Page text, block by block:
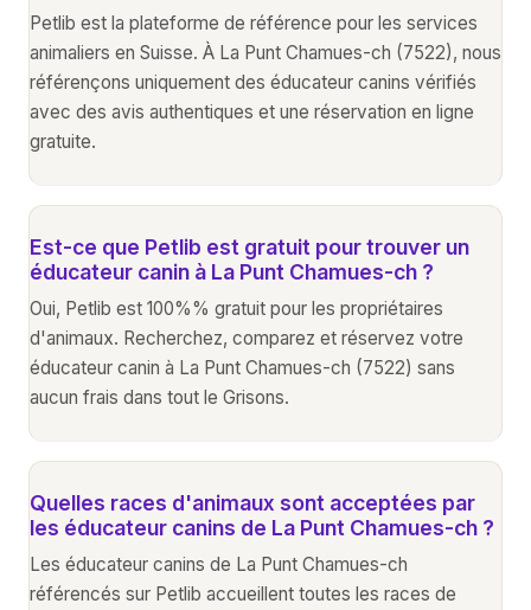
Petlib est la plateforme de référence pour les services
animaliers en Suisse. À La Punt Chamues-ch (7522), nous
référençons uniquement des éducateur canins vérifiés
avec des avis authentiques et une réservation en ligne
gratuite.
Est-ce que Petlib est gratuit pour trouver un
éducateur canin à La Punt Chamues-ch ?
Oui, Petlib est 100%% gratuit pour les propriétaires
d'animaux. Recherchez, comparez et réservez votre
éducateur canin à La Punt Chamues-ch (7522) sans
aucun frais dans tout le Grisons.
Quelles races d'animaux sont acceptées par
les éducateur canins de La Punt Chamues-ch ?
Les éducateur canins de La Punt Chamues-ch
référencés sur Petlib accueillent toutes les races de